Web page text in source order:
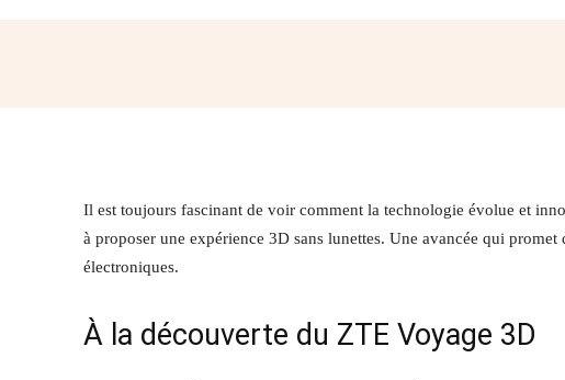
Il est toujours fascinant de voir comment la technologie évolue et
à proposer une expérience 3D sans lunettes. Une avancée qui
électroniques.
À la découverte du ZTE Voyage 3D